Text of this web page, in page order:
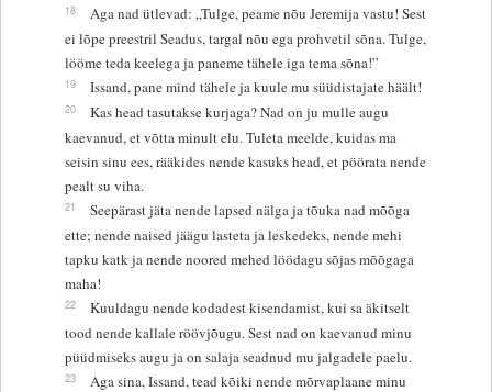
18
Aga nad ütlevad: „Tulge, peame nõu Jeremija vastu! Sest
ei lõpe preestril Seadus, targal nõu ega prohvetil sõna. Tulge,
lööme teda keelega ja paneme tähele iga tema sõna!”
19 Issand, pane mind tähele ja kuule mu süüdistajate häält!
20
Kas head tasutakse kurjaga? Nad on ju mulle augu
kaevanud, et võtta minult elu. Tuleta meelde, kuidas ma
seisin sinu ees, rääkides nende kasuks head, et pöörata nende
pealt su viha.
21
Seepärast jäta nende lapsed nälga ja tõuka nad mõõga
ette; nende naised jäägu lasteta ja leskedeks, nende mehi
tapku katk ja nende noored mehed löödagu sõjas mõõgaga
maha!
22
Kuuldagu nende kodadest kisendamist, kui sa äkitselt
tood nende kallale röövjõugu. Sest nad on kaevanud minu
püüdmiseks augu ja on salaja seadnud mu jalgadele paelu.
23
Aga sina, Issand, tead kõiki nende mõrvaplaane minu